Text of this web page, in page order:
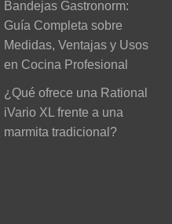
Bandejas Gastronorm:
Guía Completa sobre
Medidas, Ventajas y Usos
en Cocina Profesional
¿Qué ofrece una Rational
iVario XL frente a una
marmita tradicional?